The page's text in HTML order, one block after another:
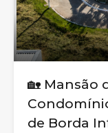
🏡 Mansão
de Borda